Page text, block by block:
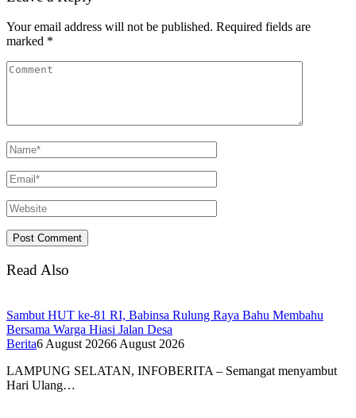
Your email address will not be published. Required fields are
marked *
Read Also
Sambut HUT ke-81 RI, Babinsa Rulung Raya Bahu Membahu
Bersama Warga Hiasi Jalan Desa
Berita6 August 20266 August 2026
LAMPUNG SELATAN, INFOBERITA – Semangat menyambut
Hari Ulang…